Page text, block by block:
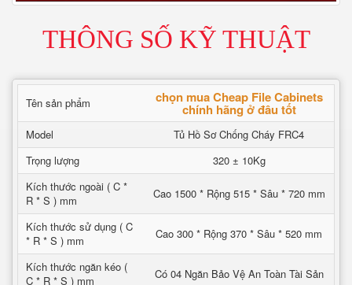
THÔNG SỐ KỸ THUẬT
Tên sản phẩm chọn mua Cheap File Cabinets
chính hãng ở đâu tốt
Model
Tủ Hồ Sơ Chống Cháy FRC4
Trọng lượng
320 ± 10Kg
Kích thước ngoài ( C *
R * S ) mm
Cao 1500 * Rộng 515 * Sâu * 720 mm
Kích thước sử dụng ( C
* R * S ) mm
Cao 300 * Rộng 370 * Sâu * 520 mm
Kích thước ngăn kéo (
C * R * S ) mm
Có 04 Ngăn Bảo Vệ An Toàn Tài Sản